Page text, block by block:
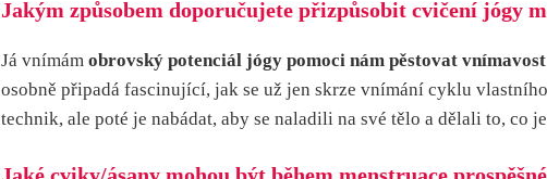
Jakým způsobem doporučujete přizpůsobit cvičení jógy
Já vnímám obrovský potenciál jógy pomoci nám pěstovat
osobně připadá fascinující, jak se už jen skrze vnímání cyklu
technik, ale poté je nabádat, aby se naladili na své tělo a dělali to, co